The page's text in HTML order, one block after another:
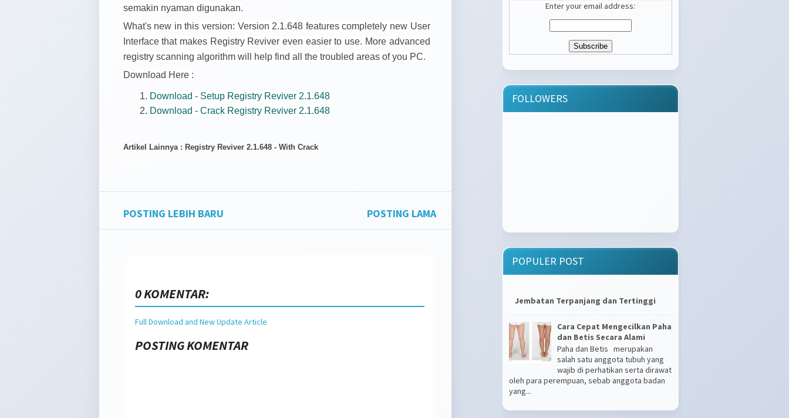
semakin nyaman digunakan.
What's new in this version: Version 2.1.648 features completely new User
Interface that makes Registry Reviver even easier to use. More advanced
registry scanning algorithm will help find all the troubled areas of you PC.
Download Here :
Download - Setup Registry Reviver 2.1.648
Download - Crack Registry Reviver 2.1.648
Artikel Lainnya : Registry Reviver 2.1.648 - With Crack
POSTING LEBIH BARU POSTING LAMA
0 KOMENTAR:
Full Download and New Update Article
POSTING KOMENTAR
Enter your email address:
FOLLOWERS
POPULER POST
Jembatan Terpanjang dan Tertinggi
Cara Cepat Mengecilkan Paha
dan Betis Secara Alami
Paha dan Betis merupakan
salah satu anggota tubuh yang
wajib di perhatikan serta dirawat
oleh para perempuan, sebab anggota badan
yang...
Apakah Kamu Tipe Gampang